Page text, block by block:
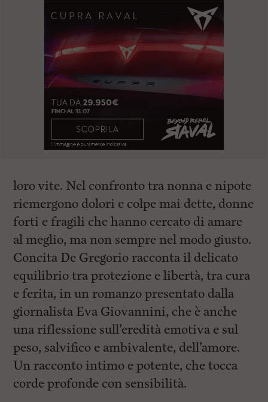
loro vite. Nel confronto tra nonna e nipote
riemergono dolori e colpe mai dette, donne
forti e fragili che hanno cercato di amare
al meglio, ma non sempre nel modo giusto.
Concita De Gregorio racconta il delicato
equilibrio tra protezione e libertà, tra cura
e ferita, in un romanzo presentato dalla
giornalista Eva Giovannini, che è anche
una riflessione sull’eredità emotiva e sul
peso, salvifico e ambivalente, dell’amore.
Un racconto intimo e potente, che tocca
corde profonde con sensibilità.